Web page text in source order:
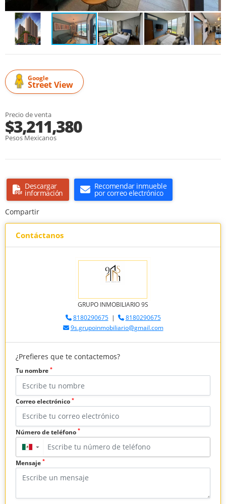
Google
Street View
Precio de venta
$3,211,380
Pesos Mexicanos
Descargar
información
Recomendar inmueble
por correo electrónico
Compartir
Contáctanos
GRUPO INMOBILIARIO 9S
8180290675|
8180290675
9s.grupoinmobiliario@gmail.com
¿Prefieres que te contactemos?
Tu nombre *
Correo electrónico *
Número de teléfono *
▼
Mensaje *